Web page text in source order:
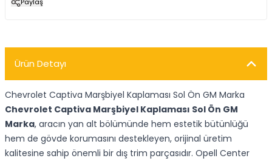
Ürün Detayı
Chevrolet Captiva Marşbiyel Kaplaması Sol Ön GM Marka
Chevrolet Captiva Marşbiyel Kaplaması Sol Ön GM
Marka, aracın yan alt bölümünde hem estetik bütünlüğü
hem de gövde korumasını destekleyen, orijinal üretim
kalitesine sahip önemli bir dış trim parçasıdır. Opell Center